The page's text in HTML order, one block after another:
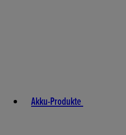
Akku-Produkte